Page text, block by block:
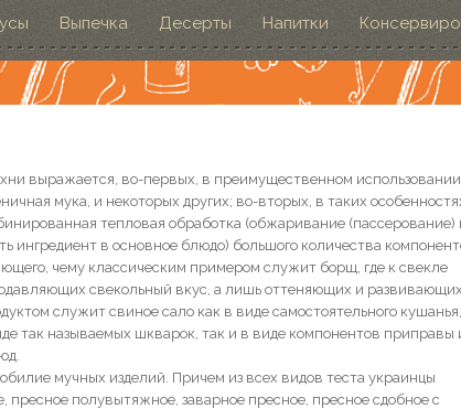
Выпечка Десерты Напитки
выражается, во-первых, в преимущественном
мука, и некоторых других; во-вторых, в таких
тепловая обработка (обжаривание (пассерование)
ингредиент в основное блюдо) большого количества
чему классическим примером служит борщ, где к свекле
свекольный вкус, а лишь оттеняющих и развивающих
служит свиное сало как в виде самостоятельного кушанья,
так называемых шкварок, так и в виде компонентов приправы
мучных изделий. Причем из всех видов теста украинцы
полувытяжное, заварное пресное, пресное сдобное с